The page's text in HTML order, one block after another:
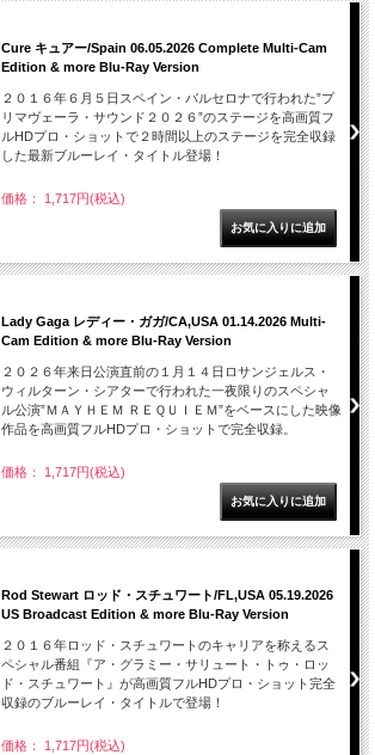
Cure キュアー/Spain 06.05.2026 Complete Multi-Cam
Edition & more Blu-Ray Version
２０１６年６月５日スペイン・バルセロナで行われた”プ
リマヴェーラ・サウンド２０２６”のステージを高画質フ
ルHDプロ・ショットで２時間以上のステージを完全収録
した最新ブルーレイ・タイトル登場！
価格： 1,717円(税込)
Lady Gaga レディー・ガガ/CA,USA 01.14.2026 Multi-
Cam Edition & more Blu-Ray Version
２０２６年来日公演直前の１月１４日ロサンジェルス・
ウィルターン・シアターで行われた一夜限りのスペシャ
ル公演”ＭＡＹＨＥＭ ＲＥＱＵＩＥＭ”をベースにした映像
作品を高画質フルHDプロ・ショットで完全収録。
価格： 1,717円(税込)
Rod Stewart ロッド・スチュワート/FL,USA 05.19.2026
US Broadcast Edition & more Blu-Ray Version
２０１６年ロッド・スチュワートのキャリアを称えるス
ペシャル番組『ア・グラミー・サリュート・トゥ・ロッ
ド・スチュワート』が高画質フルHDプロ・ショット完全
収録のブルーレイ・タイトルで登場！
価格： 1,717円(税込)